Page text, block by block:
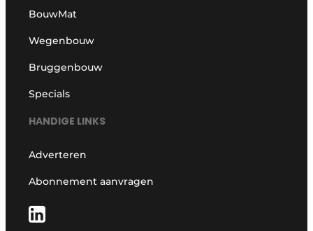
BouwMat
Wegenbouw
Bruggenbouw
Specials
HANDIGE LINKS
Adverteren
Abonnement aanvragen